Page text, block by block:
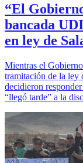
“El
bancada
en ley de
Mientras el
tramitación de la ley
decidieron
“llegó tarde” a la